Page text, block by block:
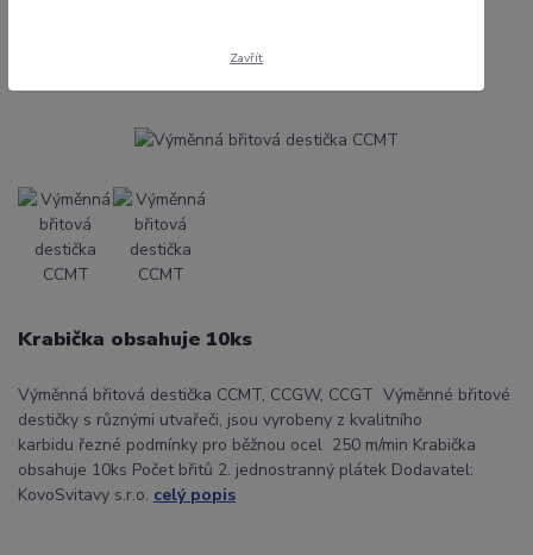
Krabička obsahuje 10ks
Výměnná břitová destička CCMT, CCGW, CCGT Výměnné břitové
destičky s různými utvařeči, jsou vyrobeny z kvalitního
karbidu řezné podmínky pro běžnou ocel 250 m/min Krabička
obsahuje 10ks Počet břitů 2. jednostranný plátek Dodavatel:
KovoSvitavy s.r.o. celý popis
Zavřít